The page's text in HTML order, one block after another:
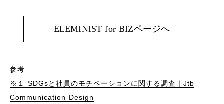
ELEMINIST for BIZページへ
参考
※１ SDGsと社員のモチベーションに関する調査｜Jtb
Communication Design